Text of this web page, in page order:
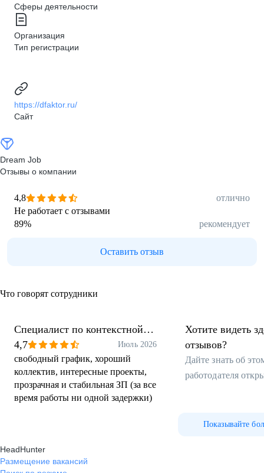
Сферы деятельности
Организация
Тип регистрации
https://dfaktor.ru/
Сайт
Dream Job
Отзывы о компании
4,8
отлично
Не работает с отзывами
89% рекомендует
Оставить отзыв
Что говорят сотрудники
Специалист по контекстной
рекламе
4,7 Июль 2026
свободный график, хороший
коллектив, интересные проекты,
прозрачная и стабильная ЗП (за все
время работы ни одной задержки)
Хотите видеть
отзывов?
Дайте знать об
работодателя
Показывайте
HeadHunter
Размещение вакансий